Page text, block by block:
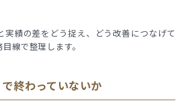
実績の差をどう捉え、どう改善につなげて
線で整理します。
で終わっていないか